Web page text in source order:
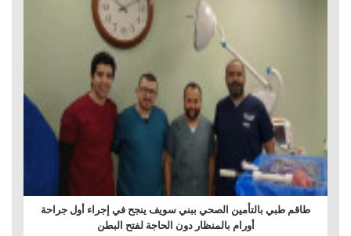
طاقم طبي بالتأمين الصحي ببني سويف ينجح في إجراء أول جراحة
أورام بالمنظار دون الحاجة لفتح البطن